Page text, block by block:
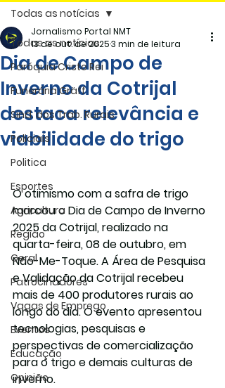
Todas as notícias
Paróquia Cristo Rei
Funerária Gräff
Sind. dos Trab. Rurais
Policiais
Politica
Esportes
Agricultura
Região
Geral
Patrocinadores
Vagas de Emprego
Eventos
Educação
Opinião
Todas as notícias
Dia de Campo de
Inverno da Cotrijal
destaca relevância e
viabilidade do trigo
Jornalismo Portal NMT
13 de out. de 20253 min de leitura
O otimismo com a safra de trigo
marcou o Dia de Campo de Inverno
2025 da Cotrijal, realizado na
quarta-feira, 08 de outubro, em
Não-Me-Toque. A Área de Pesquisa
e Validação da Cotrijal recebeu
mais de 400 produtores rurais ao
longo do dia. O evento apresentou
tecnologias, pesquisas e
perspectivas de comercialização
para o trigo e demais culturas de
inverno.